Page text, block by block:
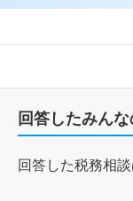
回答したみん
回答した税務相談